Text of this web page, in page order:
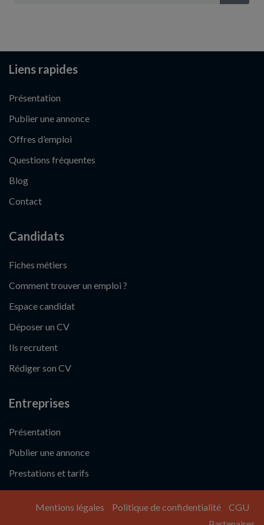
Liens rapides
Présentation
Publier une annonce
Offres d’emploi
Questions fréquentes
Blog
Contact
Candidats
Fiches métiers
Comment trouver un emploi ?
Espace candidat
Déposer un CV
Ils recrutent
Rédiger son CV
Entreprises
Présentation
Publier une annonce
Prestations et tarifs
Mentions légales Politique de confidentialité
CGU